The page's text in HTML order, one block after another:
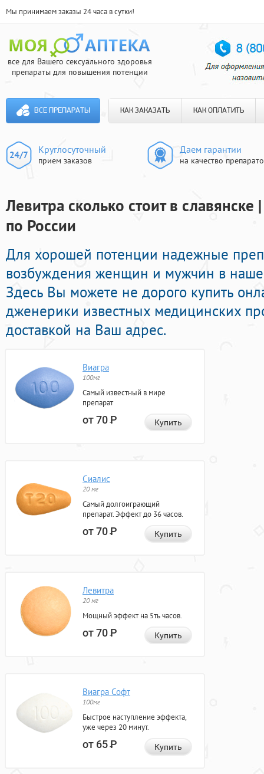
Мы принимаем заказы 24 часа в сутки!
все для Вашего сексуального здоровья
препараты для повышения потенции
ВСЕ ПРЕПАРАТЫ КАК ЗАКАЗАТЬ КАК ОПЛАТИТЬ
Круглосуточный
прием заказов
Даем гарантии
на качество
Левитра сколько стоит в славянске
по России
Для хорошей потенции надежные
возбуждения женщин и мужчин в
Здесь Вы можете не дорого купить
дженерики известных медицинских
доставкой на Ваш адрес.
Виагра
100мг
Самый известный в мире
препарат
от 70Р Купить
Сиалис
20 мг
Самый долгоиграющий
препарат. Эффект до 36 часов.
от 70Р Купить
Левитра
20 мг
Мощный эффект на 5ть часов.
от 70Р Купить
Виагра Софт
100мг
Быстрое наступление эффекта,
уже через 20 минут.
от 65Р Купить